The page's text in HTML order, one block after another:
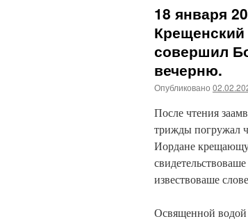
18 января
Крещенский
совершил
вечерню.
Опубликовано
После чтения
трижды погружал
Иордане
извествоваше
Освященной водой